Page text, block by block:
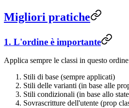
Migliori pratiche
1. L'ordine è importante
Applica sempre le classi in questo
Stili di base (sempre applicati)
Stili delle varianti (in base alle
Stili condizionali (in base allo
Sovrascritture dell'utente (prop